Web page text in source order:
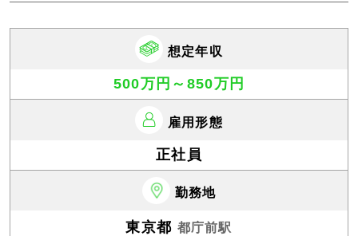
想定年収
500万円～850万円
雇用形態
正社員
勤務地
東京都 都庁前駅